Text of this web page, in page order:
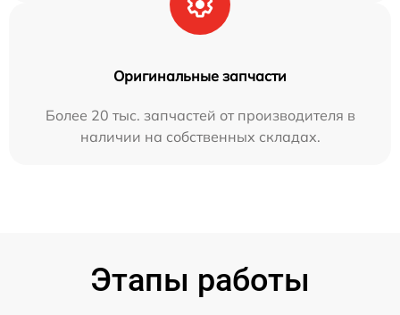
Оригинальные запчасти
Более 20 тыс. запчастей от производителя в
наличии на собственных складах.
Этапы работы